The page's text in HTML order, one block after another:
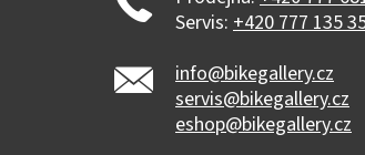
Servis: +420 777 135
info@bikegallery.cz
servis@bikegallery.cz
eshop@bikegallery.cz